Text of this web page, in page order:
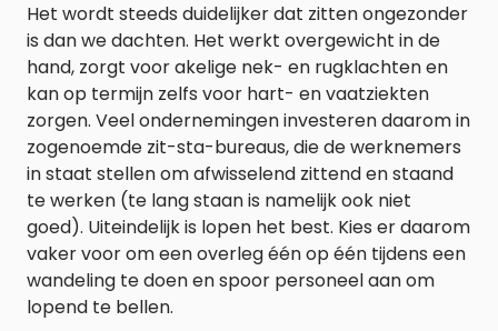
Het wordt steeds duidelijker dat zitten ongezonder
is dan we dachten. Het werkt overgewicht in de
hand, zorgt voor akelige nek- en rugklachten en
kan op termijn zelfs voor hart- en vaatziekten
zorgen. Veel ondernemingen investeren daarom in
zogenoemde zit-sta-bureaus, die de werknemers
in staat stellen om afwisselend zittend en staand
te werken (te lang staan is namelijk ook niet
goed). Uiteindelijk is lopen het best. Kies er daarom
vaker voor om een overleg één op één tijdens een
wandeling te doen en spoor personeel aan om
lopend te bellen.